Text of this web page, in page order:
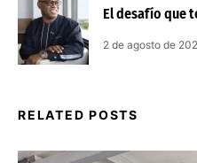
El desafío que
2 de agosto de
RELATED POSTS